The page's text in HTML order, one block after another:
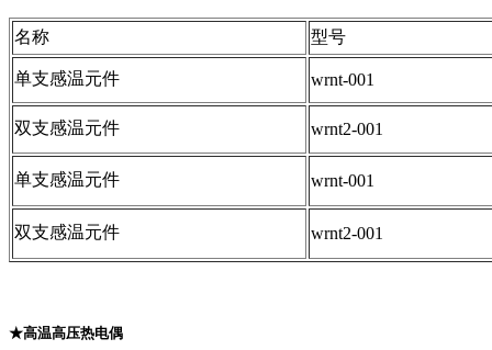
名称 型号
单支感温元件 wrnt-001
双支感温元件 wrnt2-001
单支感温元件 wrnt-001
双支感温元件 wrnt2-001
★高温高压热电偶